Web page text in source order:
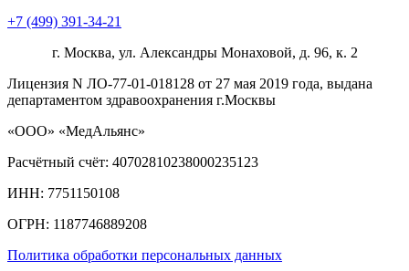
+7 (499) 391-34-21
г. Москва, ул. Александры Монаховой, д. 96, к. 2
Лицензия N ЛО-77-01-018128 от 27 мая 2019 года, выдана
департаментом здравоохранения г.Москвы
«ООО» «МедАльянс»
Расчётный счёт: 40702810238000235123
ИНН: 7751150108
ОГРН: 1187746889208​
Политика обработки персональных данных